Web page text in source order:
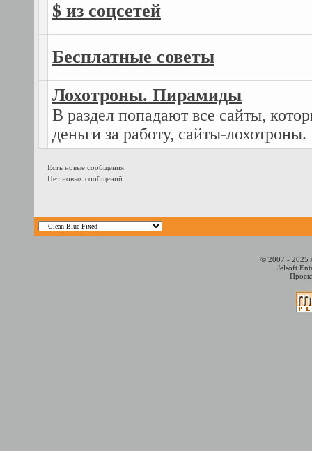
$ из соцсетей
Бесплатные советы
Лохотроны. Пирамиды
В раздел попадают все сайты,
деньги за работу, сайты-лохотроны.
Есть новые сообщения
Нет новых сообщений
© 2007 - 2025
Jelsoft